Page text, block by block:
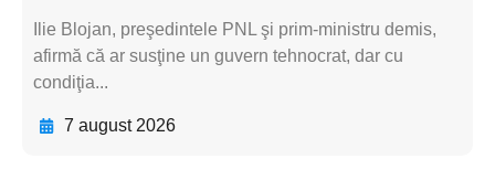
Ilie Blojan, preşedintele PNL şi prim-ministru demis,
afirmă că ar susţine un guvern tehnocrat, dar cu
condiţia...
7 august 2026